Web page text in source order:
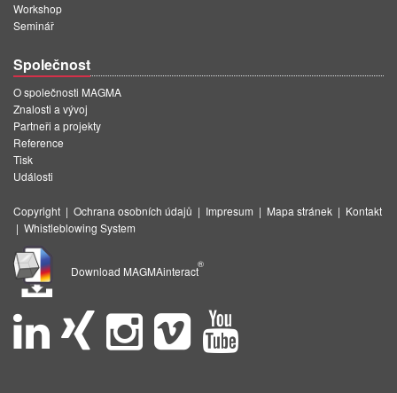
Workshop
Seminář
Společnost
O společnosti MAGMA
Znalosti a vývoj
Partneři a projekty
Reference
Tisk
Události
Copyright | Ochrana osobních údajů | Impresum | Mapa stránek | Kontakt
| Whistleblowing System
Download MAGMAinteract
®